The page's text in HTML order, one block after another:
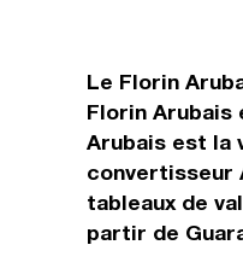
Le Florin
Florin Arubais
Arubais est la
convertisseur
tableaux de
partir de